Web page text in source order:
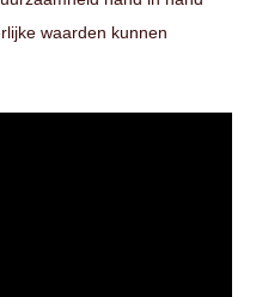
waarden kunnen